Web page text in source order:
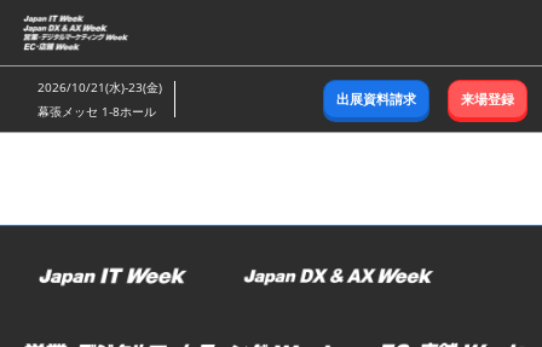
ス
キ
ッ
し
む
2026/10/21(水)-23(金)
幕張メッセ 1-8ホール
出展資料請求 来場登録